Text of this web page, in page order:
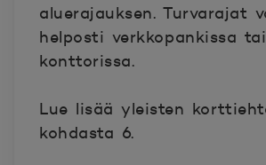
aluerajauksen. Turvarajat
helposti verkkopankissa tai
konttorissa.
Lue lisää yleisten
kohdasta 6.